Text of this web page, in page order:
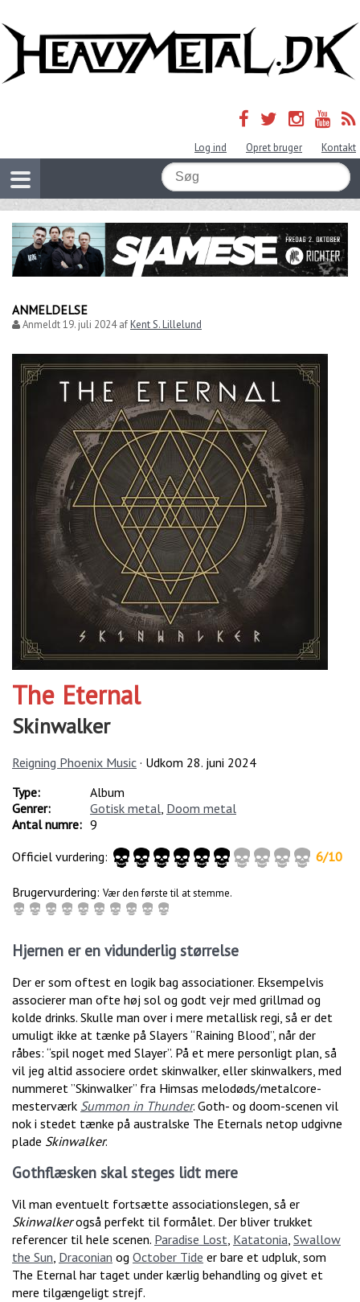
Log ind Opret bruger Kontakt
ANMELDELSE
Anmeldt19. juli 2024afKent S. Lillelund
The Eternal
Skinwalker
Reigning Phoenix Music · Udkom 28. juni 2024
Type:
Album
Genrer:
Gotisk metal Doom metal
Antal numre: 9
Officiel vurdering:
6/10
Brugervurdering: Vær den første til at stemme.
Hjernen er en vidunderlig størrelse
Der er som oftest en logik bag associationer. Eksempelvis
associerer man ofte høj sol og godt vejr med grillmad og
kolde drinks. Skulle man over i mere metallisk regi, så er det
umuligt ikke at tænke på Slayers “Raining Blood”, når der
råbes: “spil noget med Slayer”. På et mere personligt plan, så
vil jeg altid associere ordet skinwalker, eller skinwalkers, med
nummeret ”Skinwalker” fra Himsas melodøds/metalcore-
mesterværk Summon in Thunder. Goth- og doom-scenen vil
nok i stedet tænke på australske The Eternals netop udgivne
plade Skinwalker.
Gothflæsken skal steges lidt mere
Vil man eventuelt fortsætte associationslegen, så er
Skinwalkerogså perfekt til formålet. Der bliver trukket
referencer til hele scenen. Paradise Lost, Katatonia, Swallow
the Sun, Draconian og October Tide er bare et udpluk, som
The Eternal har taget under kærlig behandling og givet et
mere tilgængeligt strejf.